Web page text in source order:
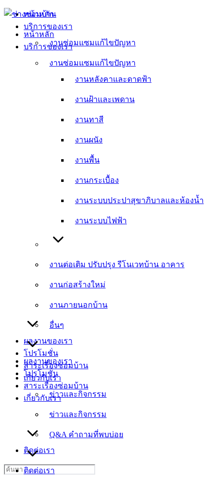
Skip
content
หน้าหลัก
บริการของเรา
งานซ่อมแซมแก้ไขปัญหา
งานหลังคาและดาดฟ้า
งานฝ้าและเพดาน
งานทาสี
งานผนัง
งานพื้น
งานกระเบื้อง
งานระบบประปาสุขาภิบาลและห้องน้ำ
งานระบบไฟฟ้า
งานต่อเติม ปรับปรุง รีโนเวทบ้าน อาคาร
งานก่อสร้างใหม่
งานภายนอกบ้าน
อื่นๆ
ผลงานของเรา
โปรโมชั่น
สาระเรื่องซ่อมบ้าน
เกี่ยวกับเรา
ข่าวและกิจกรรม
Q&A คำถามที่พบบ่อย
ติดต่อเรา
หน้าหลัก
บริการของเรา
งานซ่อมแซมแก้ไขปัญหา
งานหลังคาและดาดฟ้า
งานฝ้าและเพดาน
งานทาสี
งานผนัง
งานพื้น
งานกระเบื้อง
งานระบบประปาสุขาภิบาลและห้องน้ำ
งานระบบไฟฟ้า
งานต่อเติม ปรับปรุง รีโนเวทบ้าน อาคาร
งานก่อสร้างใหม่
งานภายนอกบ้าน
อื่นๆ
ผลงานของเรา
โปรโมชั่น
สาระเรื่องซ่อมบ้าน
เกี่ยวกับเรา
ข่าวและกิจกรรม
Q&A คำถามที่พบบ่อย
ติดต่อเรา
Search
for: